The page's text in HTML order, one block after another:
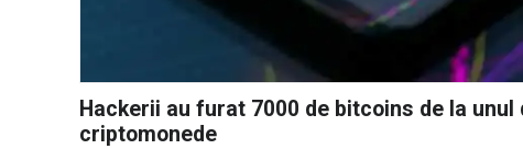
Hackerii au furat 7000 de bitcoins de la
criptomonede